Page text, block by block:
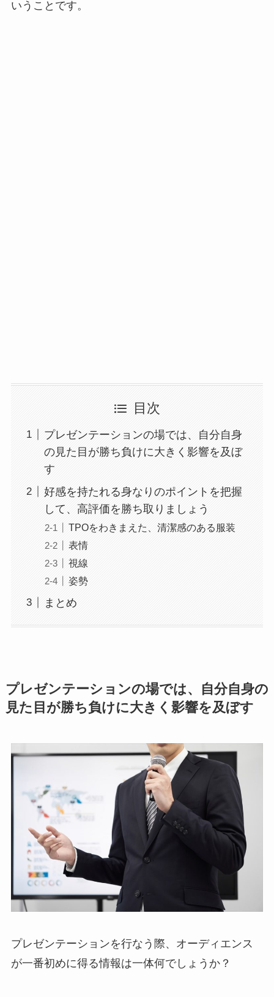
いうことです。
目次
プレゼンテーションの場では、自分自身
の見た目が勝ち負けに大きく影響を及ぼ
す
好感を持たれる身なりのポイントを把握
して、高評価を勝ち取りましょう
TPOをわきまえた、清潔感のある服装
表情
視線
姿勢
まとめ
プレゼンテーションの場では、自分自身の
見た目が勝ち負けに大きく影響を及ぼす
プレゼンテーションを行なう際、オーディエンス
が一番初めに得る情報は一体何でしょうか？